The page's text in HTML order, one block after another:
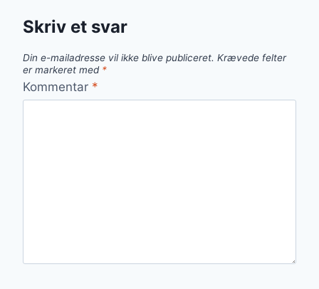
Skriv et svar
Din e-mailadresse vil ikke blive publiceret. Krævede felter
er markeret med *
Kommentar *